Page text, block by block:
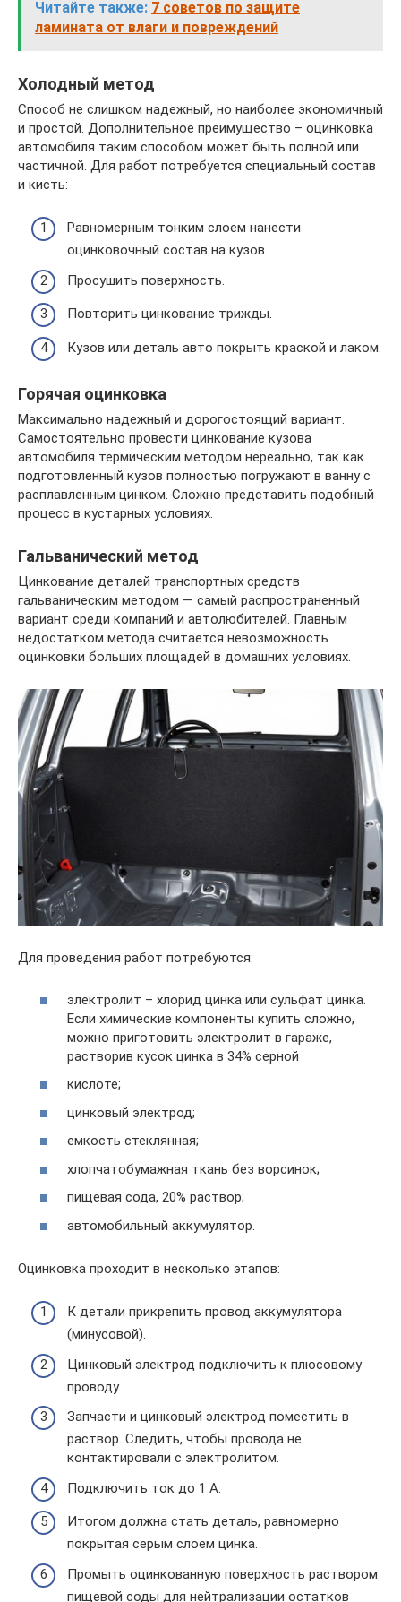
Читайте также: 7 советов по защите
ламината от влаги и повреждений
Холодный метод
Способ не слишком надежный, но наиболее экономичный
и простой. Дополнительное преимущество – оцинковка
автомобиля таким способом может быть полной или
частичной. Для работ потребуется специальный состав
и кисть:
Равномерным тонким слоем нанести
оцинковочный состав на кузов.
Просушить поверхность.
Повторить цинкование трижды.
Кузов или деталь авто покрыть краской и лаком.
Горячая оцинковка
Максимально надежный и дорогостоящий вариант.
Самостоятельно провести цинкование кузова
автомобиля термическим методом нереально, так как
подготовленный кузов полностью погружают в ванну с
расплавленным цинком. Сложно представить подобный
процесс в кустарных условиях.
Гальванический метод
Цинкование деталей транспортных средств
гальваническим методом — самый распространенный
вариант среди компаний и автолюбителей. Главным
недостатком метода считается невозможность
оцинковки больших площадей в домашних условиях.
Для проведения работ потребуются:
электролит – хлорид цинка или сульфат цинка.
Если химические компоненты купить сложно,
можно приготовить электролит в гараже,
растворив кусок цинка в 34% серной
кислоте;
цинковый электрод;
емкость стеклянная;
хлопчатобумажная ткань без ворсинок;
пищевая сода, 20% раствор;
автомобильный аккумулятор.
Оцинковка проходит в несколько этапов:
К детали прикрепить провод аккумулятора
(минусовой).
Цинковый электрод подключить к плюсовому
проводу.
Запчасти и цинковый электрод поместить в
раствор. Следить, чтобы провода не
контактировали с электролитом.
Подключить ток до 1 А.
Итогом должна стать деталь, равномерно
покрытая серым слоем цинка.
Промыть оцинкованную поверхность раствором
пищевой соды для нейтрализации остатков